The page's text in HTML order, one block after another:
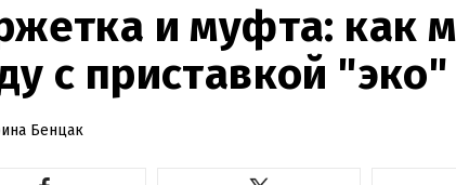
и муфта: как
с приставкой "эко"
Бенцак